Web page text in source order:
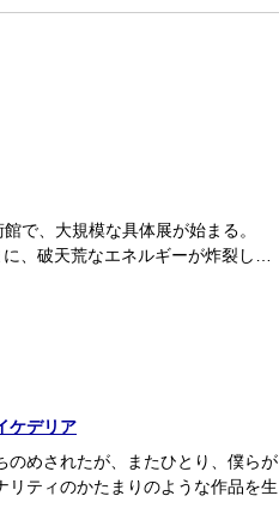
で、大規模な具体展が始まる。
、破天荒なエネルギーが炸裂し…
ケデリア
のめされたが、またひとり、僕らが
ティのかたまりのような作品を生